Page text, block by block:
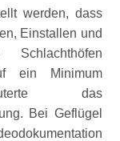
werden, dass
Einstallen und
ein Minimum
das
Bei Geflügel